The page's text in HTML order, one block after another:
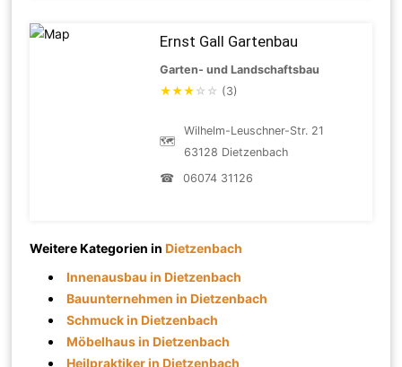
Ernst Gall Gartenbau
Garten- und Landschaftsbau
★★★ ☆ ☆ (3)
🗺
Wilhelm-Leuschner-Str. 21
63128 Dietzenbach
☎
06074 31126
Weitere Kategorien inDietzenbach
Innenausbau in Dietzenbach
Bauunternehmen in Dietzenbach
Schmuck in Dietzenbach
Möbelhaus in Dietzenbach
Heilpraktiker in Dietzenbach